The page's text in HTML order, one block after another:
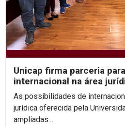
Unicap firma parceria
internacional na área
As possibilidades de
jurídica oferecida pela
ampliadas...